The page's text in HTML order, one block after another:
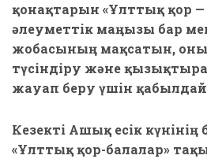
қонақтарын «Ұлттық қор —
әлеуметтік маңызы бар
жобасының мақсатын, оны
түсіндіру және
жауап беру үшін
Кезекті Ашық есік күнінің
«Ұлттық қор-балалар»